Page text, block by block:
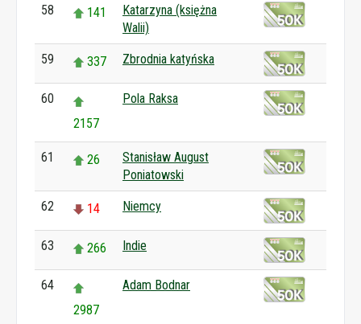
58 141
Katarzyna (księżna
Walii)
59 337 Zbrodnia katyńska
60
2157
Pola Raksa
61 26
Stanisław August
Poniatowski
62 14 Niemcy
63 266 Indie
64
2987
Adam Bodnar